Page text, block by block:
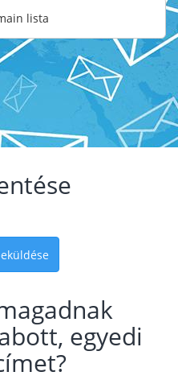
lista
egyedi